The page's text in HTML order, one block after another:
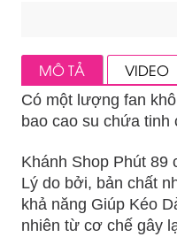
MÔ TẢ VIDEO
Có một lượng fan
bao cao su chứa tinh
Khánh Shop Phút 89
Lý do bởi, bản chất
khả năng Giúp Kéo
nhiên từ cơ chế gây